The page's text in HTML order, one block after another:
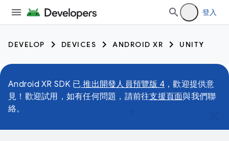
登入
DEVELOP DEVICES ANDROID XR UNITY
Android XR SDK 已 推出開發人員預覽版 4 ，歡迎提供意
見！歡迎試用，如有任何問題，請前往支援頁面與我們聯
絡。